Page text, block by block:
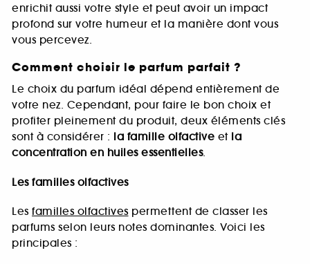
enrichit aussi votre style et peut avoir un impact
profond sur votre humeur et la manière dont vous
vous percevez.
Comment choisir le parfum parfait ?
Le choix du parfum idéal dépend entièrement de
votre nez. Cependant, pour faire le bon choix et
profiter pleinement du produit, deux éléments clés
sont à considérer : la famille olfactive et la
concentration en huiles essentielles.
Les familles olfactives
Les familles olfactives permettent de classer les
parfums selon leurs notes dominantes. Voici les
principales :